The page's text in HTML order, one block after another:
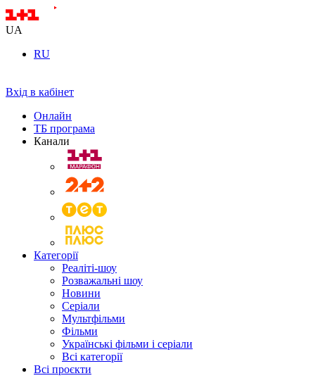
UA
RU
Вхід в кабінет
Онлайн
ТБ програма
Канали
Категорії
Реаліті-шоу
Розважальні шоу
Новини
Серіали
Мультфільми
Фільми
Українські фільми і серіали
Всі категорії
Всі проєкти